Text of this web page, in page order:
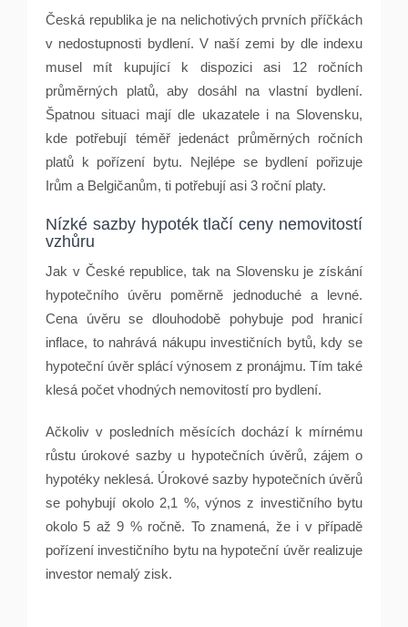
Česká republika je na nelichotivých prvních příčkách
v nedostupnosti bydlení. V naší zemi by dle indexu
musel mít kupující k dispozici asi 12 ročních
průměrných platů, aby dosáhl na vlastní bydlení.
Špatnou situaci mají dle ukazatele i na Slovensku,
kde potřebují téměř jedenáct průměrných ročních
platů k pořízení bytu. Nejlépe se bydlení pořizuje
Irům a Belgičanům, ti potřebují asi 3 roční platy.
Nízké sazby hypoték tlačí ceny nemovitostí
vzhůru
Jak v České republice, tak na Slovensku je získání
hypotečního úvěru poměrně jednoduché a levné.
Cena úvěru se dlouhodobě pohybuje pod hranicí
inflace, to nahrává nákupu investičních bytů, kdy se
hypoteční úvěr splácí výnosem z pronájmu. Tím také
klesá počet vhodných nemovitostí pro bydlení.
Ačkoliv v posledních měsících dochází k mírnému
růstu úrokové sazby u hypotečních úvěrů, zájem o
hypotéky neklesá. Úrokové sazby hypotečních úvěrů
se pohybují okolo 2,1 %, výnos z investičního bytu
okolo 5 až 9 % ročně. To znamená, že i v případě
pořízení investičního bytu na hypoteční úvěr realizuje
investor nemalý zisk.